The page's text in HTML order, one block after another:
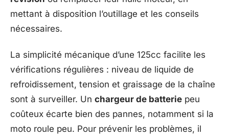
mettant à disposition l’outillage et les conseils
nécessaires.
La simplicité mécanique d’une 125cc facilite les
vérifications régulières : niveau de liquide de
refroidissement, tension et graissage de la chaîne
sont à surveiller. Un chargeur de batterie peu
coûteux écarte bien des pannes, notamment si la
moto roule peu. Pour prévenir les problèmes, il